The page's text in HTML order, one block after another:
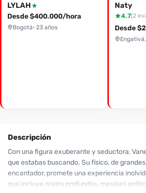
LYLAH
Desde $400.000/hora
Bogotá· 23 años
Naty
4.7(2
Desde
Descripción
Con una figura exuberante y seductora,
que estabas buscando. Su físico, de
encantador, promete una experiencia
que incluye orales profundos, masajes